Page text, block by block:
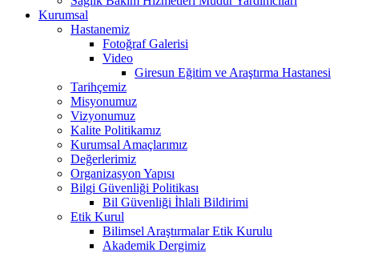
Kurumsal
Hastanemiz
Fotoğraf Galerisi
Video
Giresun Eğitim ve Araştırma Hastanesi
Tarihçemiz
Misyonumuz
Vizyonumuz
Kalite Politikamız
Kurumsal Amaçlarımız
Değerlerimiz
Organizasyon Yapısı
Bilgi Güvenliği Politikası
Bil Güvenliği İhlali Bildirimi
Etik Kurul
Bilimsel Araştırmalar Etik Kurulu
Akademik Dergimiz